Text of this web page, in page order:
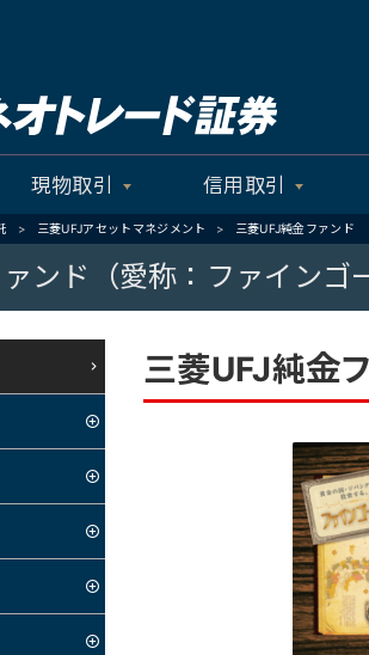
現物取引 信用取引
三菱UFJアセットマネジメント 三菱UFJ純金ファンド
ンド（愛称：ファインゴ
三菱UFJ純金